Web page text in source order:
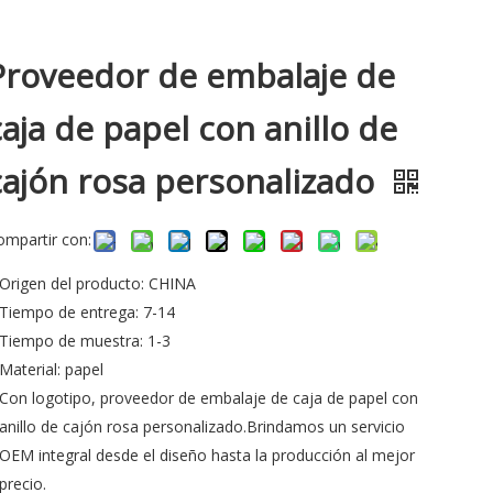
de embalaje de
de papel con anillo de
rosa personalizado
con:
Origen del producto: CHINA
Tiempo de entrega: 7-14
Tiempo de muestra: 1-3
Material: papel
Con logotipo, proveedor de embalaje de caja de papel con
anillo de cajón rosa personalizado.Brindamos un servicio
OEM integral desde el diseño hasta la producción al mejor
precio.